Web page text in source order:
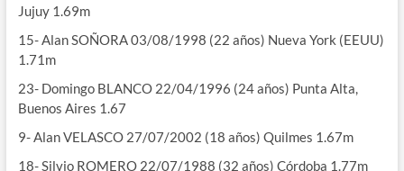
Jujuy 1.69m
15- Alan SOÑORA 03/08/1998 (22 años) Nueva York (EEUU)
1.71m
23- Domingo BLANCO 22/04/1996 (24 años) Punta Alta,
Buenos Aires 1.67
9- Alan VELASCO 27/07/2002 (18 años) Quilmes 1.67m
18- Silvio ROMERO 22/07/1988 (32 años) Córdoba 1.77m